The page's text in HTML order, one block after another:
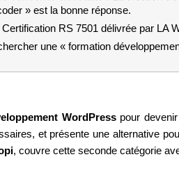
» est la bonne réponse.
Certification RS 7501 délivrée par LA
une « formation
WordPress pour devenir
et présente une alternative
, couvre cette seconde catégorie